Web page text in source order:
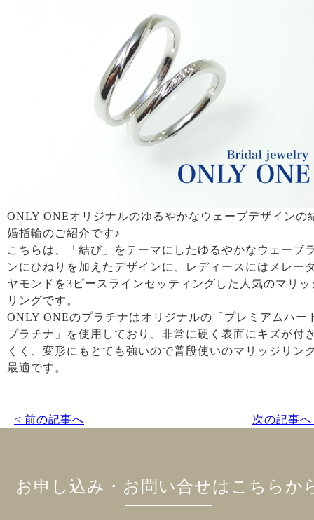
ONLY ONEオリジナルのゆるやかなウェーブデザインの
婚指輪のご紹介です♪
こちらは、「結び」をテーマにしたゆるやかなウェーブ
ンにひねりを加えたデザインに、レディースにはメレー
ヤモンドを3ピースラインセッティングした人気のマリッ
リングです。
ONLY ONEのプラチナはオリジナルの「プレミアムハー
プラチナ」を使用しており、非常に硬く表面にキズが付
くく、変形にもとても強いので普段使いのマリッジリン
最適です。
< 前の記事へ 次の記事
お申し込み・お問い合せはこちらか